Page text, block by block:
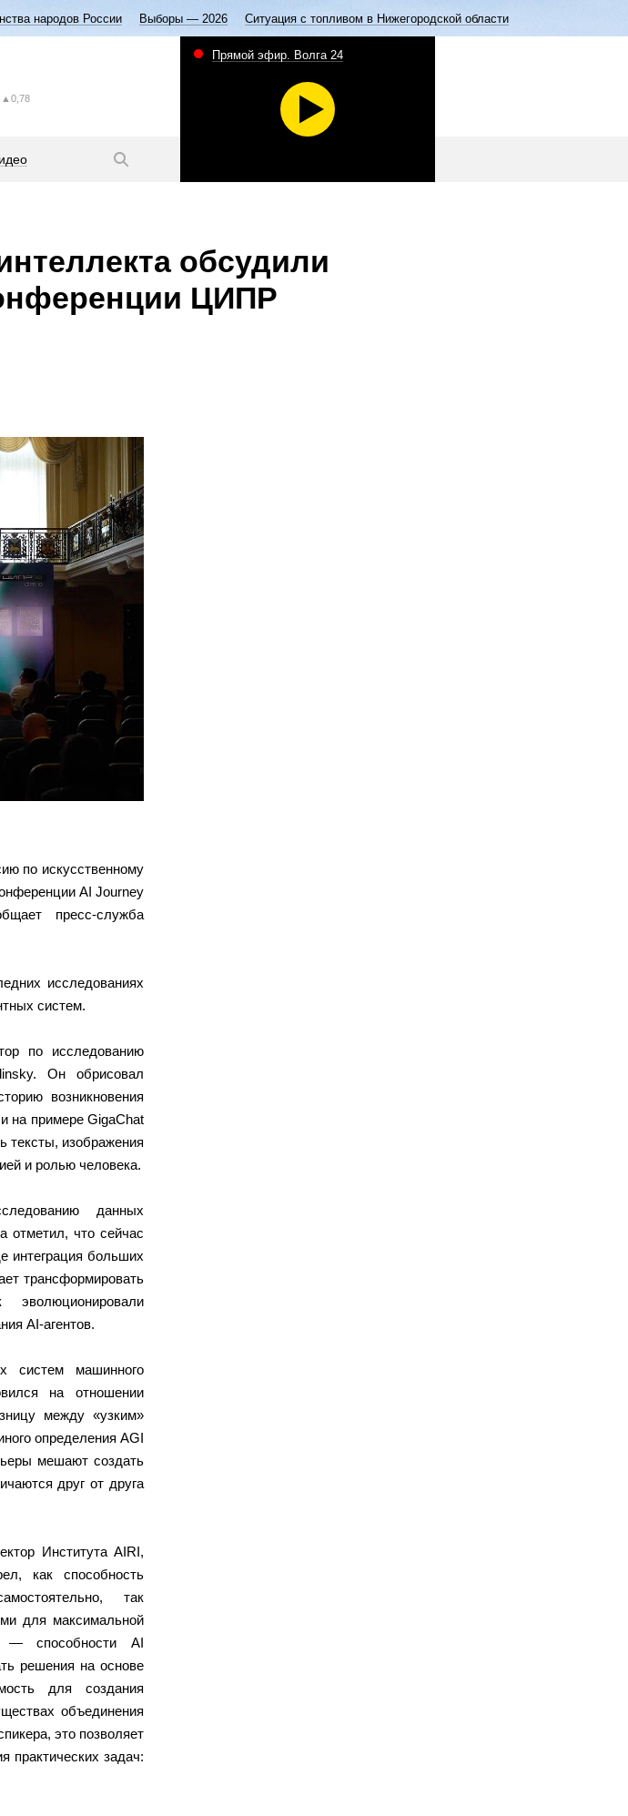
народов России Выборы — 2026 Ситуация с топливом в Нижегородской области
▲0,78
Прямой эфир. Волга 24
обсудили
ЦИПР
по искусственному
AI Journey
пресс-служба
исследованиях
систем.
по исследованию
Он обрисовал
возникновения
на примере GigaChat
тексты, изображения
и ролью человека.
данных
отметил, что сейчас
интеграция больших
трансформировать
эволюционировали
AI-агентов.
систем машинного
на отношении
между «узким»
определения AGI
мешают создать
друг от друга
Института AIRI,
как способность
так
для максимальной
— способности AI
решения на основе
для создания
объединения
это позволяет
практических задач: